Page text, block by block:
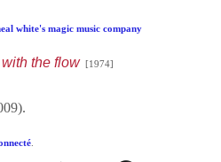
white's magic music company
the flow[1974]
.